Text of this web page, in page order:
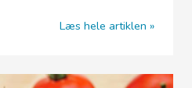
Læs hele artiklen